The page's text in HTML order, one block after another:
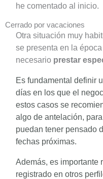
he comentado al inicio.
Cerrado por vacaciones
Otra situación muy
se presenta en la
necesario prestar
Es fundamental definir
días en los que el
estos casos se
algo de antelación,
puedan tener pensado
fechas próximas.
Además, es importante
registrado en otros